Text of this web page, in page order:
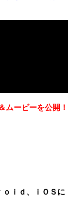
ムービーを公開！
ｉｄ、ｉＯＳに